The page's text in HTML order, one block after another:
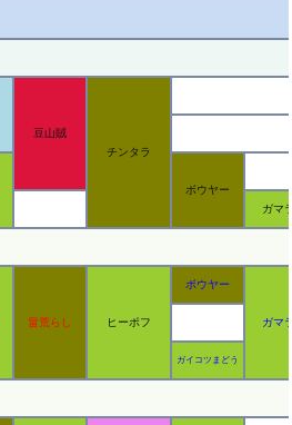
豆山賊
チンタラ
ボウヤー
ガマ
畠荒らし ヒーポフ
ボウヤー
ガマ
ガイコツまどう